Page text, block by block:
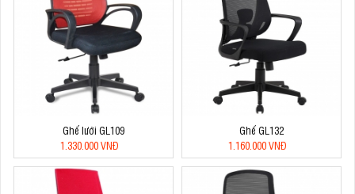
Ghế lưới GL109
1.330.000 VNĐ
Ghế GL132
1.160.000 VNĐ